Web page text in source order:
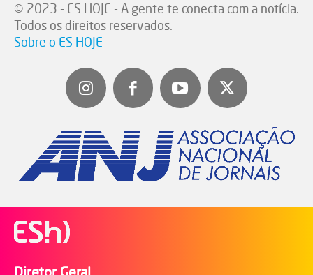
© 2023 - ES HOJE - A gente te conecta com a notícia.
Todos os direitos reservados.
Sobre o ES HOJE